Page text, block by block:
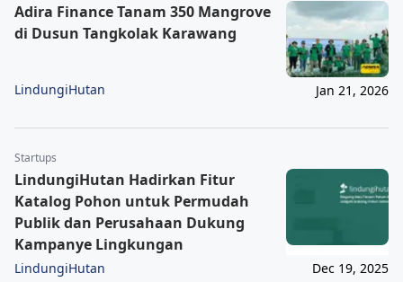
Adira Finance Tanam 350 Mangrove
di Dusun Tangkolak Karawang
LindungiHutan Jan 21, 2026
Startups
LindungiHutan Hadirkan Fitur
Katalog Pohon untuk Permudah
Publik dan Perusahaan Dukung
Kampanye Lingkungan
LindungiHutan Dec 19, 2025